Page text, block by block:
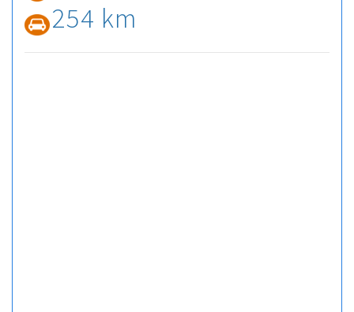
254 km